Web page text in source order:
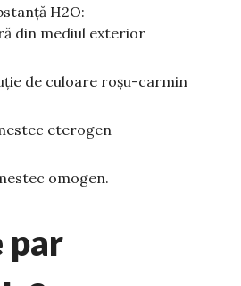
H2O:
din mediul exterior
de culoare roșu-carmin
eterogen
omogen.
par